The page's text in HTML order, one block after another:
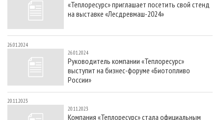
СУШКА ДРЕВЕСИНЫ
ПРОИЗВОДСТВО ДРЕВЕСНЫХ ПЛИТ
ДЕРЕВЯННОЕ ДОМОСТРОЕНИЕ
ПРОИЗВОДСТВО МЕБЕЛИ
БИОЭНЕРГЕТИКА
ЦБП
ИНСТРУМЕНТ И МАТЕРИАЛЫ
ПЕРСОНЫ
МОБИЛЬНЫЕ ВЫСТАВКИ
ПРИОРИТЕТНЫЕ ИНВЕСТПРОЕКТЫ
RUSSIAN FORESTRY REVIEW
ГАЗЕТА ЛЕСПРОМФОРУМ
БИБЛИОТЕКА СПЕЦИАЛИСТА
КОНТАКТЫ
РЕКЛАМА
«Теплоресурс» приглашает посетить свой стенд
на выставке «Лесдревмаш-2024»
26.01.2024
26.01.2024
Руководитель компании «Теплоресурс»
выступит на бизнес-форуме «Биотопливо
России»
20.11.2023
20.11.2023
Компания «Теплоресурс» стала официальным